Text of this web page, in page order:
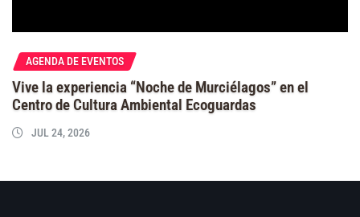
AGENDA DE EVENTOS
Vive la experiencia “Noche de Murciélagos” en el
Centro de Cultura Ambiental Ecoguardas
JUL 24, 2026